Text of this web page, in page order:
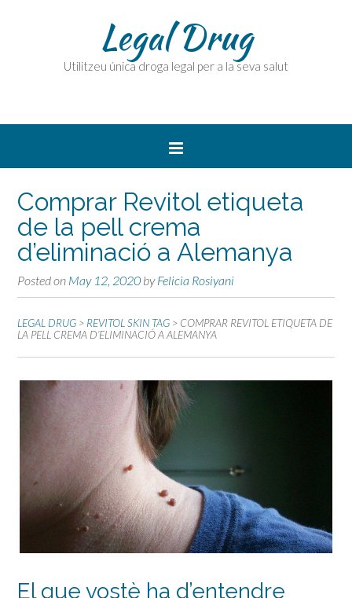
Legal Drug
Utilitzeu única droga legal per a la seva salut
Comprar Revitol etiqueta
de la pell crema
d’eliminació a Alemanya
Posted on May 12, 2020 byFelicia Rosiyani
LEGAL DRUG > REVITOL SKIN TAG > COMPRAR REVITOL ETIQUETA DE
LA PELL CREMA D’ELIMINACIÓ A ALEMANYA
El que vostè ha d’entendre